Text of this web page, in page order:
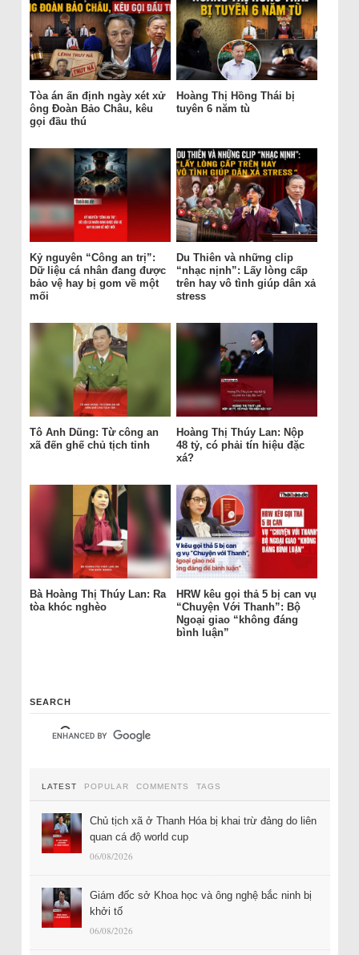
Tòa án ấn định ngày xét xử
ông Đoàn Bảo Châu, kêu
gọi đầu thú
Hoàng Thị Hồng Thái bị
tuyên 6 năm tù
Kỷ nguyên “Công an trị”:
Dữ liệu cá nhân đang được
bảo vệ hay bị gom về một
mối
Du Thiên và những clip
“nhạc nịnh”: Lấy lòng cấp
trên hay vô tình giúp dân xả
stress
Tô Anh Dũng: Từ công an
xã đến ghế chủ tịch tỉnh
Hoàng Thị Thúy Lan: Nộp
48 tỷ, có phải tín hiệu đặc
xá?
Bà Hoàng Thị Thúy Lan: Ra
tòa khóc nghèo
HRW kêu gọi thả 5 bị can vụ
“Chuyện Với Thanh”: Bộ
Ngoại giao “không đáng
bình luận”
SEARCH
LATEST POPULAR COMMENTS TAGS
Chủ tịch xã ở Thanh Hóa bị khai trừ đảng do liên
quan cá độ world cup
06/08/2026
Giám đốc sở Khoa học và ông nghệ bắc ninh bị
khởi tố
06/08/2026